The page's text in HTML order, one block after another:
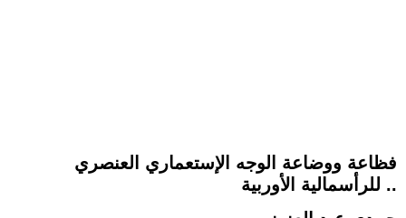
فظاعة ووضاعة الوجه الإستعماري العنصري
للرأسمالية الأوربية ..